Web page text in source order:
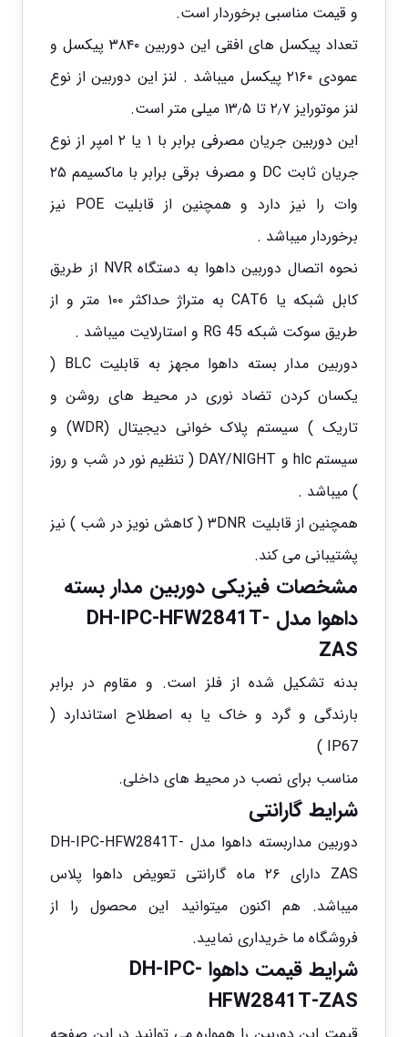
و قیمت مناسبی برخوردار است.
تعداد پیکسل های افقی این دوربین ۳۸۴۰ پیکسل و
عمودی ۲۱۶۰ پیکسل میباشد . لنز این دوربین از نوع
لنز موتورایز ۲٫۷ تا ۱۳٫۵ میلی متر است.
این دوربین جریان مصرفی برابر با ۱ یا ۲ امپر از نوع
جریان ثابت DC و مصرف برقی برابر با ماکسیمم ۲۵
وات را نیز دارد و همچنین از قابلیت POE نیز
برخوردار میباشد .
نحوه اتصال دوربین داهوا به دستگاه NVR از طریق
کابل شبکه یا CAT6 به متراژ حداکثر ۱۰۰ متر و از
طریق سوکت شبکه RG 45 و استارلایت میباشد .
دوربین مدار بسته داهوا مجهز به قابلیت BLC (
یکسان کردن تضاد نوری در محیط های روشن و
تاریک ) سیستم پلاک خوانی دیجیتال (WDR) و
سیستم hlc و DAY/NIGHT ( تنظیم نور در شب و روز
) میباشد .
همچنین از قابلیت ۳DNR ( کاهش نویز در شب ) نیز
پشتیبانی می کند.
مشخصات فیزیکی دوربین مدار بسته
داهوا مدل DH-IPC-HFW2841T-
ZAS
بدنه تشکیل شده از فلز است. و مقاوم در برابر
بارندگی و گرد و خاک یا به اصطلاح استاندارد (
IP67 )
مناسب برای نصب در محیط های داخلی.
شرایط گارانتی
دوربین مداربسته داهوا مدل DH-IPC-HFW2841T-
ZAS دارای ۲۶ ماه گارانتی تعویض داهوا پلاس
میباشد. هم اکنون میتوانید این محصول را از
فروشگاه ما خریداری نمایید.
شرایط قیمت داهوا DH-IPC-
HFW2841T-ZAS